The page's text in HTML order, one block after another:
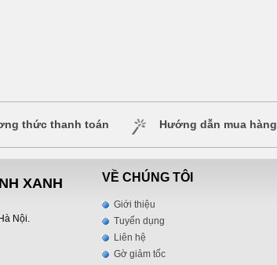
thức thanh toán Hướng dẫn mua hàng
XANH
Nội.
VỀ CHÚNG TÔI
Giới thiệu
Tuyển dụng
Liên hệ
Gờ giảm tốc